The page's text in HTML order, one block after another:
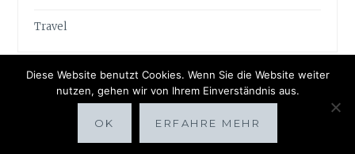
Travel
Proudly powered by WordPress|Theme: Anissa by
Diese Website benutzt Cookies. Wenn Sie die Website weiter
nutzen, gehen wir von Ihrem Einverständnis aus.
OK ERFAHRE MEHR